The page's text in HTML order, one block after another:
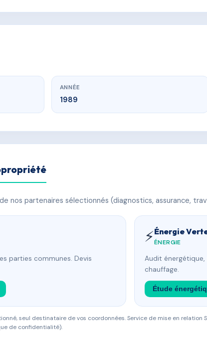
ANNÉE
1989
nos partenaires sélectionnés (diagnostics, assurance,
parties communes. Devis
⚡Énergie
ÉNERGIE
Audit
chauffage.
Étude
seul destinataire de vos coordonnées. Service de mise en
de confidentialité).